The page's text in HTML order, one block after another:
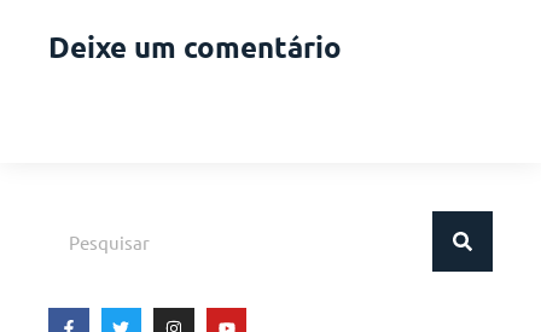
Deixe um comentário